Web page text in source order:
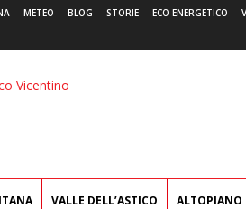
METEO BLOG STORIE ECO ENERGETICO
L'Eco
VALLE DELL’ASTICO ALTOPIANO